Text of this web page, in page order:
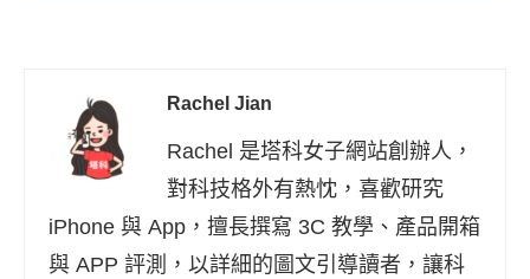
Rachel Jian
Rachel 是塔科女子網站創辦人，
對科技格外有熱忱，喜歡研究
iPhone 與 App，擅長撰寫 3C 教學、產品開箱
與 APP 評測，以詳細的圖文引導讀者，讓科